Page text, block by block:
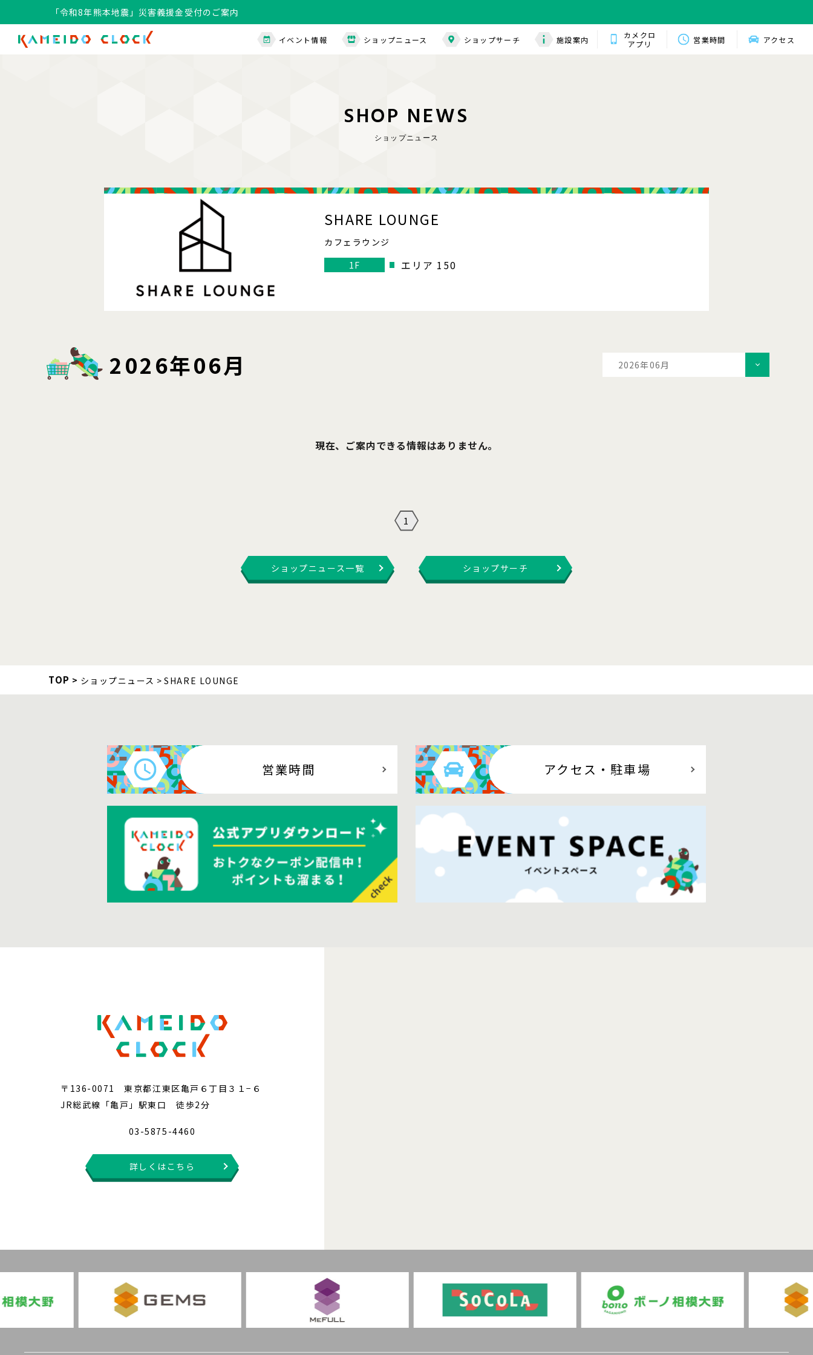
「令和8年熊本地震」災害義援金受付のご案内
イベント情報 ショップニュース ショップサーチ 施設案内
カメクロ
アプリ
営業時間 アクセス
SHOP NEWS
ショップニュース
SHARE LOUNGE
カフェラウンジ
1F
エリア 150
2026年06月
2026年06月
現在、ご案内できる情報はありません。
1
ショップニュース一覧 ショップサーチ
TOP ショップニュース SHARE LOUNGE
営業時間 アクセス ・駐車場
〒136-0071 東京都江東区亀戸６丁目３１−６
JR総武線「亀戸」駅東口 徒歩2分
03-5875-4460
詳しくはこちら